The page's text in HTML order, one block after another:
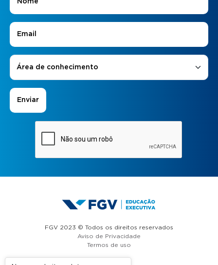
E-mail
Áreas de Interesse
Área de conhecimento
FGV 2023 © Todos os direitos reservados
Aviso de Privacidade
Termos de uso